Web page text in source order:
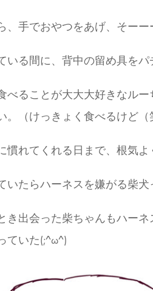
、手でおやつをあげ、そーー
いる間に、背中の留め具を
べることが大大大好きなル
。（けっきょく食べるけど（
慣れてくれる日まで、根気
いたらハーネスを嫌がる柴犬
き出会った柴ちゃんもハー
ていた(;^ω^)